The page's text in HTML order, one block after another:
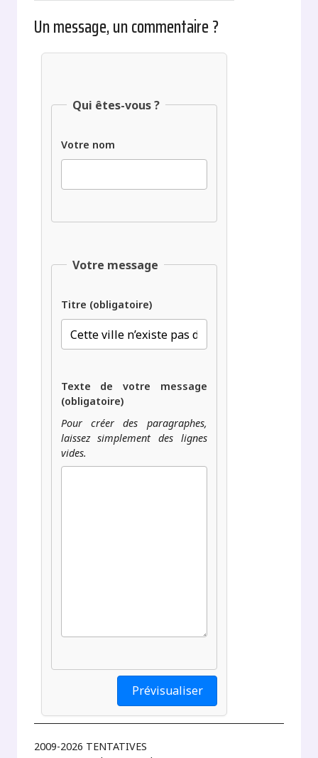
Un message, un commentaire ?
Qui êtes-vous ?
Votre nom
Votre message
Titre (obligatoire)
Texte de votre message
(obligatoire)
Pour créer des paragraphes,
laissez simplement des lignes
vides.
2009-2026 TENTATIVES